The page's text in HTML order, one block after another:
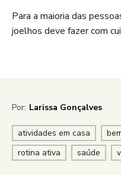
Para a maioria das
joelhos deve fazer com
Por: Larissa Gonçalves
atividades em casa
rotina ativa
saúde